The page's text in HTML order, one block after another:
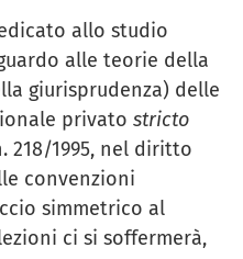
allo studio
alle teorie della
giurisprudenza) delle
privato stricto
1995, nel diritto
convenzioni
simmetrico al
ci si soffermerà,